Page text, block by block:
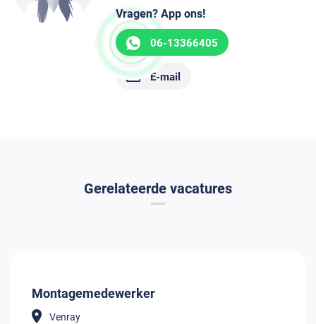
Vragen? App ons!
06-13366405
E-mail
Gerelateerde vacatures
Montagemedewerker
Venray